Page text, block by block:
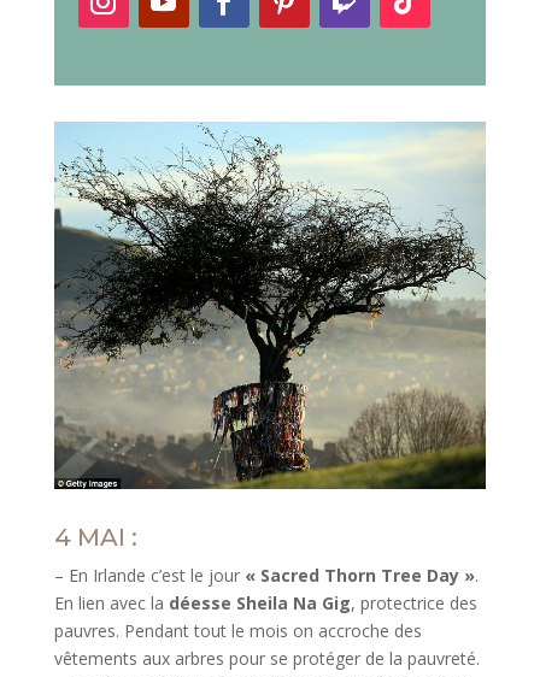
4 MAI :
– En Irlande c’est le jour « Sacred Thorn Tree Day ».
En lien avec la déesse Sheila Na Gig, protectrice des
pauvres. Pendant tout le mois on accroche des
vêtements aux arbres pour se protéger de la pauvreté.